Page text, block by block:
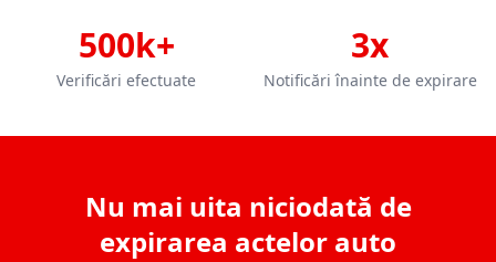
500k+
Verificări efectuate
3x
Notificări înainte de expirare
Nu mai uita niciodată de
expirarea actelor auto